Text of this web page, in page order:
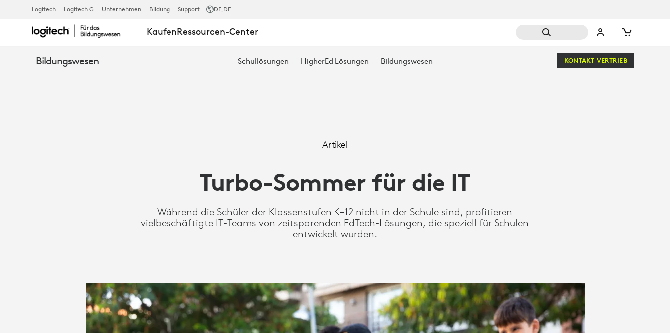
SUPERCHARGED
SOMMER
Logitech Logitech G Unternehmen Bildung Support DE,DE
KaufenRessourcen-Center
Bildungswesen Schullösungen HigherEd Lösungen Bildungswesen KONTAKT VERTRIEB
Artikel
Turbo-Sommer für die IT
Während die Schüler der Klassenstufen K–12 nicht in der Schule sind, profitieren
vielbeschäftigte IT-Teams von zeitsparenden EdTech-Lösungen, die speziell für Schulen
entwickelt wurden.